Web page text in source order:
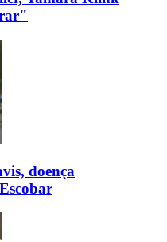
doença